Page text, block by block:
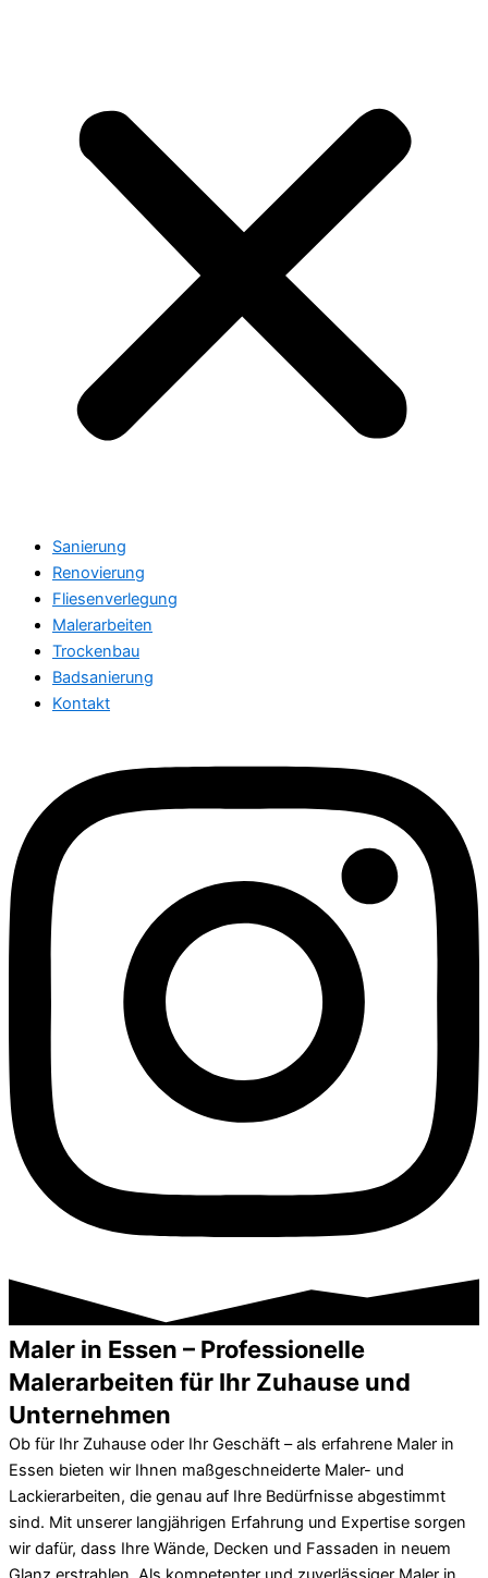
Sanierung
Renovierung
Fliesenverlegung
Malerarbeiten
Trockenbau
Badsanierung
Kontakt
Maler in Essen – Professionelle
Malerarbeiten für Ihr Zuhause und
Unternehmen
Ob für Ihr Zuhause oder Ihr Geschäft – als erfahrene Maler in
Essen bieten wir Ihnen maßgeschneiderte Maler- und
Lackierarbeiten, die genau auf Ihre Bedürfnisse abgestimmt
sind. Mit unserer langjährigen Erfahrung und Expertise sorgen
wir dafür, dass Ihre Wände, Decken und Fassaden in neuem